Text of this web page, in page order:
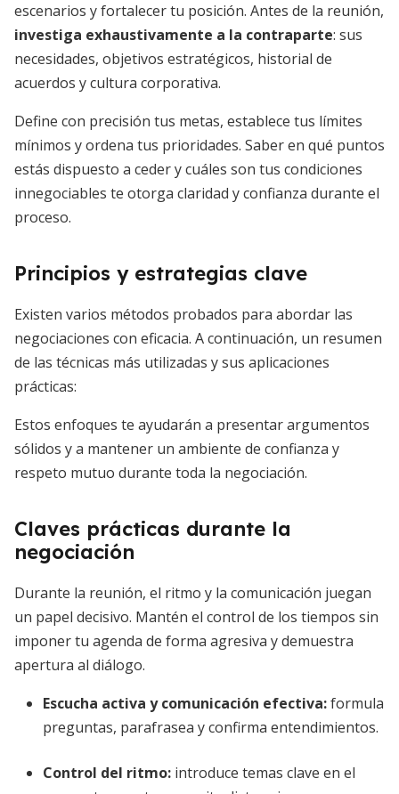
escenarios y fortalecer tu posición. Antes de la reunión,
investiga exhaustivamente a la contraparte: sus
necesidades, objetivos estratégicos, historial de
acuerdos y cultura corporativa.
Define con precisión tus metas, establece tus límites
mínimos y ordena tus prioridades. Saber en qué puntos
estás dispuesto a ceder y cuáles son tus condiciones
innegociables te otorga claridad y confianza durante el
proceso.
Principios y estrategias clave
Existen varios métodos probados para abordar las
negociaciones con eficacia. A continuación, un resumen
de las técnicas más utilizadas y sus aplicaciones
prácticas:
Estos enfoques te ayudarán a presentar argumentos
sólidos y a mantener un ambiente de confianza y
respeto mutuo durante toda la negociación.
Claves prácticas durante la
negociación
Durante la reunión, el ritmo y la comunicación juegan
un papel decisivo. Mantén el control de los tiempos sin
imponer tu agenda de forma agresiva y demuestra
apertura al diálogo.
Escucha activa y comunicación efectiva:formula
preguntas, parafrasea y confirma entendimientos.
Control del ritmo: introduce temas clave en el